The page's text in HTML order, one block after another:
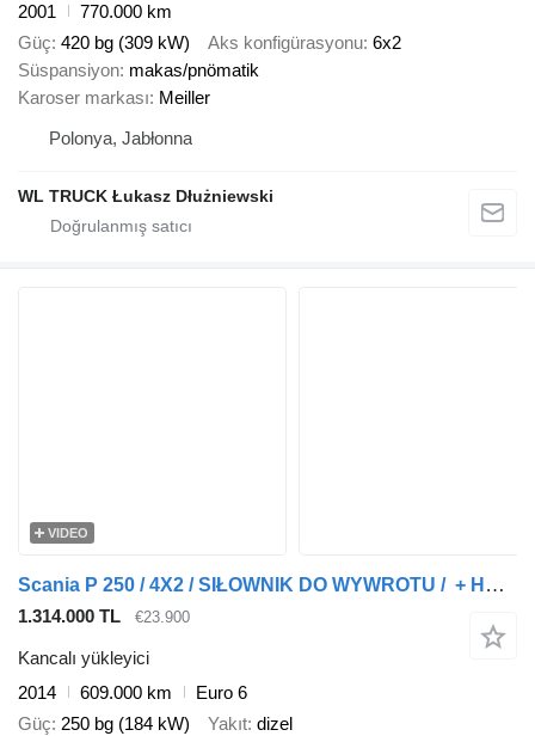
2001
770.000 km
Güç 420 bg (309 kW) Aks konfigürasyonu 6x2
Süspansiyon makas/pnömatik
Karoser markası Meiller
Polonya, Jabłonna
WL TRUCK Łukasz Dłużniewski
VIDEO
Scania P 250 / 4X2 / SIŁOWNIK DO WYWROTU / + HDS HMF 635 K2 / MAX WYS
1.314.000 TL €23.900
Kancalı yükleyici
2014
609.000 km
Euro 6
Güç 250 bg (184 kW) Yakıt dizel